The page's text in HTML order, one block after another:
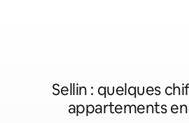
Sellin : quelques
appartements